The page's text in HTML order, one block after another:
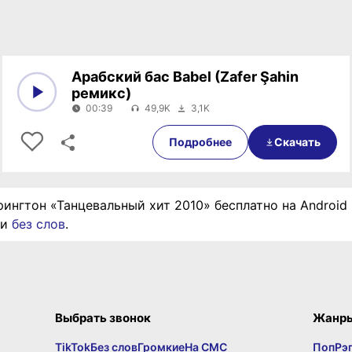
00:39
Арабский бас Babel (Zafer Şahin
ремикс)
00:39 49,9K 3,1K
Подробнее Скачать
«Танцевальный хит 2010» бесплатно на
без слов.
Выбрать звонок
TikTokБез словГромкиеНа СМС Поп